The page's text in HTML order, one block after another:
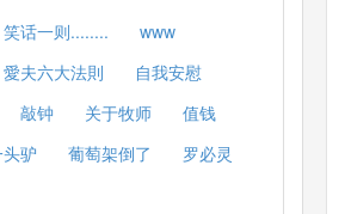
笑话一则........
www
愛夫六大法則
自我安慰
敲钟 关于牧师
值钱
驴 葡萄架倒了
罗必灵